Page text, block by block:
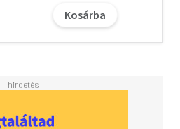
Kosárba